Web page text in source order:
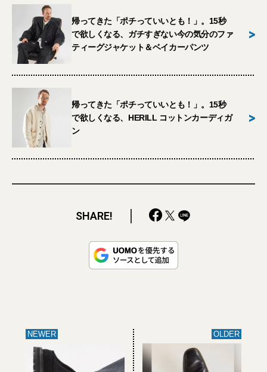
帰ってきた「ポチっていいとも！」。15秒
で欲しくなる、ガチすぎない今の気分のファ
ティーグジャケット＆ベイカーパンツ
>
帰ってきた「ポチっていいとも！」。15秒
で欲しくなる、HERILL コットンカーディガ
ン
>
SHARE!
NEWER OLDER